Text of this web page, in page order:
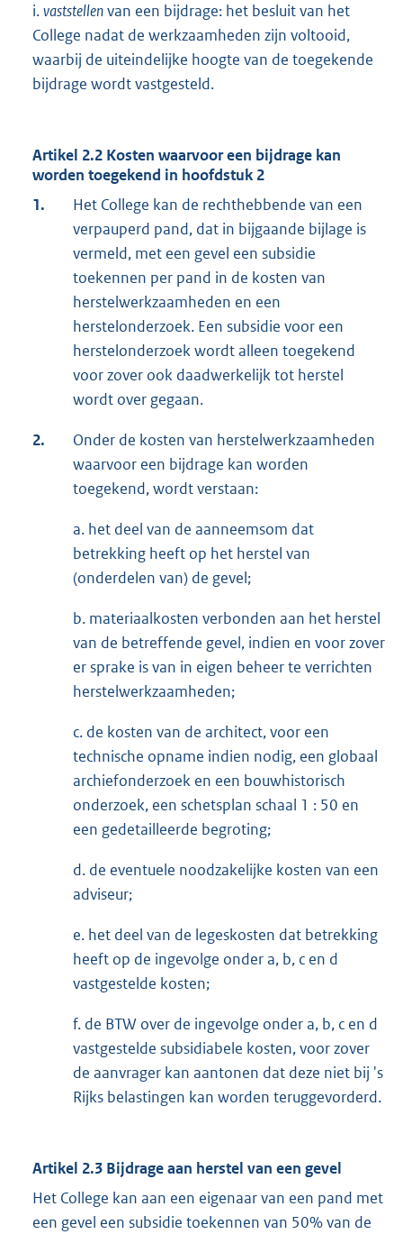
i.vaststellenvan een bijdrage: het besluit van het
College nadat de werkzaamheden zijn voltooid,
waarbij de uiteindelijke hoogte van de toegekende
bijdrage wordt vastgesteld.
Artikel 2.2 Kosten waarvoor een bijdrage kan
worden toegekend in hoofdstuk 2
1.
Het College kan de rechthebbende van een
verpauperd pand, dat in bijgaande bijlage is
vermeld, met een gevel een subsidie
toekennen per pand in de kosten van
herstelwerkzaamheden en een
herstelonderzoek. Een subsidie voor een
herstelonderzoek wordt alleen toegekend
voor zover ook daadwerkelijk tot herstel
wordt over gegaan.
2.
Onder de kosten van herstelwerkzaamheden
waarvoor een bijdrage kan worden
toegekend, wordt verstaan:
a. het deel van de aanneemsom dat
betrekking heeft op het herstel van
(onderdelen van) de gevel;
b. materiaalkosten verbonden aan het herstel
van de betreffende gevel, indien en voor zover
er sprake is van in eigen beheer te verrichten
herstelwerkzaamheden;
c. de kosten van de architect, voor een
technische opname indien nodig, een globaal
archiefonderzoek en een bouwhistorisch
onderzoek, een schetsplan schaal 1 : 50 en
een gedetailleerde begroting;
d. de eventuele noodzakelijke kosten van een
adviseur;
e. het deel van de legeskosten dat betrekking
heeft op de ingevolge onder a, b, c en d
vastgestelde kosten;
f. de BTW over de ingevolge onder a, b, c en d
vastgestelde subsidiabele kosten, voor zover
de aanvrager kan aantonen dat deze niet bij 's
Rijks belastingen kan worden teruggevorderd.
Artikel 2.3 Bijdrage aan herstel van een gevel
Het College kan aan een eigenaar van een pand met
een gevel een subsidie toekennen van 50% van de